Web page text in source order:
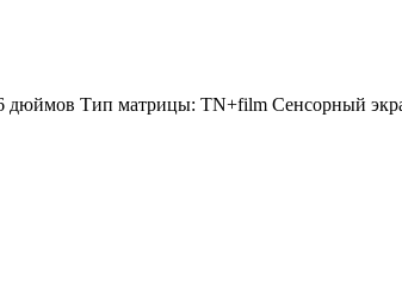
дюймов Тип матрицы: TN+film Сенсорный